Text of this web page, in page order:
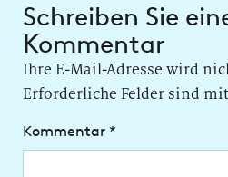
Schreiben Sie
Kommentar
Ihre E-Mail-Adresse wird
Erforderliche Felder sind mit
Kommentar *